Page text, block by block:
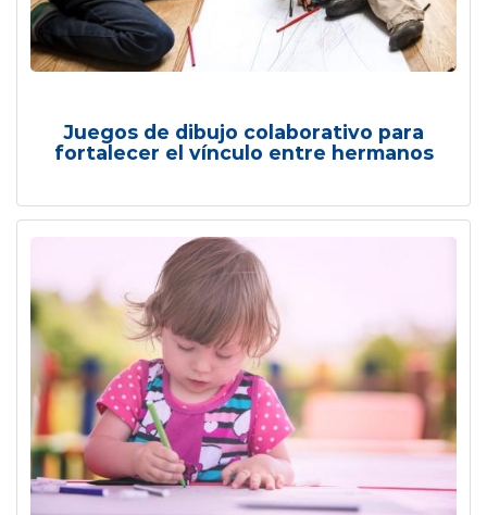
Juegos de dibujo colaborativo para
fortalecer el vínculo entre hermanos